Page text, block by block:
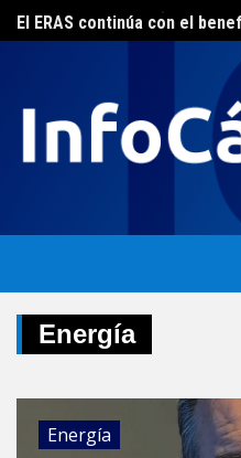
Skip
to
El ERAS continúa con el
Energía
Energía